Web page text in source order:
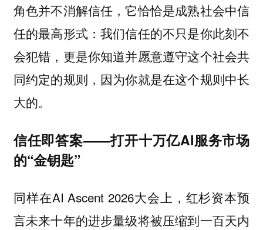
角色并不消解信任，它恰恰是成熟社会中信
任的最高形式：我们信任的不只是你此刻不
会犯错，更是你知道并愿意遵守这个社会共
同约定的规则，因为你就是在这个规则中长
大的。
信任即答案——打开十万亿AI服务市场
的“金钥匙”
同样在AI Ascent 2026大会上，红杉资本预
言未来十年的进步量级将被压缩到一百天内